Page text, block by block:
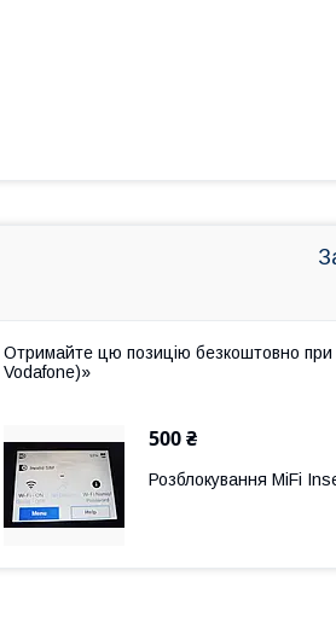
Отримайте цю позицію безкоштовно при
Vodafone)»
500 ₴
Розблокування MiFi